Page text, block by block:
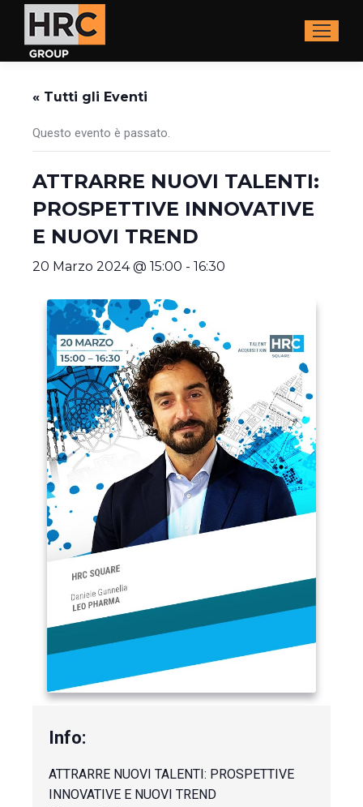
« Tutti gli Eventi
Questo evento è passato.
ATTRARRE NUOVI TALENTI:
PROSPETTIVE INNOVATIVE
E NUOVI TREND
20 Marzo 2024 @ 15:00 - 16:30
ATTRARRE NUOVI TALENTI: PROSPETTIVE
INNOVATIVE E NUOVI TREND